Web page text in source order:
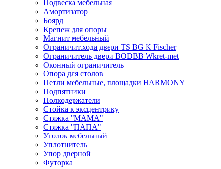
Подвеска мебельная
Амортизатор
Боярд
Крепеж для опоры
Магнит мебельный
Ограничит.хода двери TS BG K Fischer
Ограничитель двери BODBB Wkret-met
Оконный ограничитель
Опора для столов
Петли мебельные, площадки HARMONY
Подпятники
Полкодержатели
Стойка к эксцентрику
Стяжка "МАМА"
Стяжка "ПАПА"
Уголок мебельный
Уплотнитель
Упор дверной
Футорка